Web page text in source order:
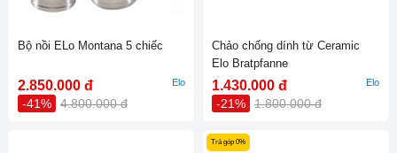
Bộ nồi ELo Montana 5 chiếc
2.850.000 đ
-41% 4.800.000 đ
Elo
Chảo chống dính từ Ceramic
Elo Bratpfanne
1.430.000 đ
-21% 1.800.000 đ
Elo
Trả góp 0%